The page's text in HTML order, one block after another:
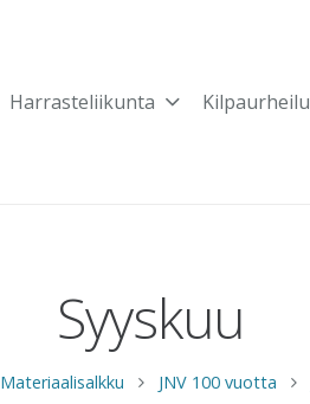
Harrasteliikunta Kilpaurheilu
Syyskuu
Materiaalisalkku JNV 100 vuotta